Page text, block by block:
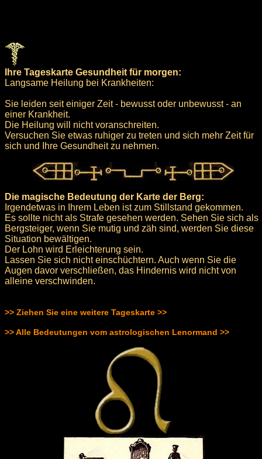
Ihre Tageskarte Gesundheit für morgen:
Langsame Heilung bei Krankheiten:
Sie leiden seit einiger Zeit - bewusst oder unbewusst - an
einer Krankheit.
Die Heilung will nicht voranschreiten.
Versuchen Sie etwas ruhiger zu treten und sich mehr Zeit für
sich und Ihre Gesundheit zu nehmen.
Die magische Bedeutung der Karte der Berg:
Irgendetwas in Ihrem Leben ist zum Stillstand gekommen.
Es sollte nicht als Strafe gesehen werden. Sehen Sie sich als
Bergsteiger, wenn Sie mutig und zäh sind, werden Sie diese
Situation bewältigen.
Der Lohn wird Erleichterung sein.
Lassen Sie sich nicht einschüchtern. Auch wenn Sie die
Augen davor verschließen, das Hindernis wird nicht von
alleine verschwinden.
>> Ziehen Sie eine weitere Tageskarte >>
>> Alle Bedeutungen vom astrologischen Lenormand >>